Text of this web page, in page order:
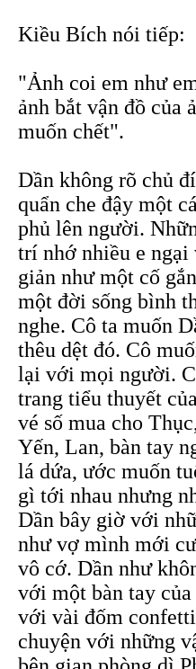
Kiều Bích nói tiếp:
"Ảnh coi em như
ảnh bắt vận đồ của
muốn chết".
Dần không rõ chủ
quẩn che đậy một
phủ lên người.
trí nhớ nhiều e
giản như một cố
một đời sống bình
nghe. Cô ta muốn
thêu dệt đó. Cô
lại với mọi người.
trang tiểu thuyết
vé số mua cho
Yến, Lan, bàn tay
lá dứa, ước muốn
gì tới nhau nhưng
Dần bây giờ với
như vợ mình mới
vô cớ. Dần như
với một bàn tay
với vài đốm
chuyện với những